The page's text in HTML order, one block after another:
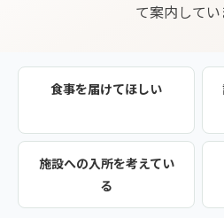
て案内してい
食事を届けてほしい
施設への入所を考えてい
る